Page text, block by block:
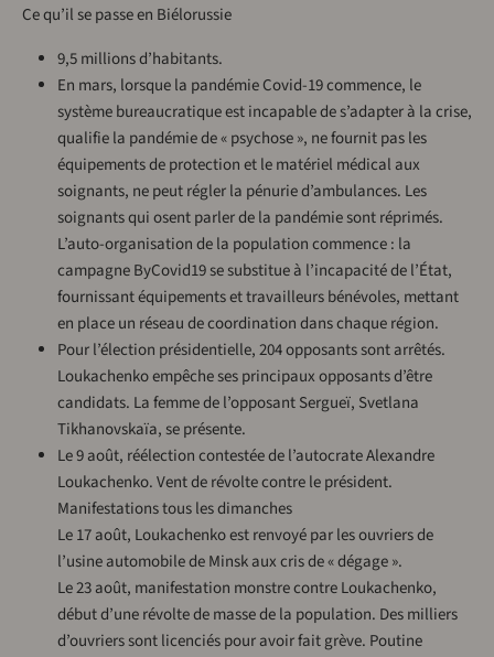
Ce qu’il se passe en Biélorussie
9,5 millions d’habitants.
En mars, lorsque la pandémie Covid-19 commence, le
système bureaucratique est incapable de s’adapter à la crise,
qualifie la pandémie de « psychose », ne fournit pas les
équipements de protection et le matériel médical aux
soignants, ne peut régler la pénurie d’ambulances. Les
soignants qui osent parler de la pandémie sont réprimés.
L’auto-organisation de la population commence : la
campagne ByCovid19 se substitue à l’incapacité de l’État,
fournissant équipements et travailleurs bénévoles, mettant
en place un réseau de coordination dans chaque région.
Pour l’élection présidentielle, 204 opposants sont arrêtés.
Loukachenko empêche ses principaux opposants d’être
candidats. La femme de l’opposant Sergueï, Svetlana
Tikhanovskaïa, se présente.
Le 9 août, réélection contestée de l’autocrate Alexandre
Loukachenko. Vent de révolte contre le président.
Manifestations tous les dimanches
Le 17 août, Loukachenko est renvoyé par les ouvriers de
l’usine automobile de Minsk aux cris de « dégage ».
Le 23 août, manifestation monstre contre Loukachenko,
début d’une révolte de masse de la population. Des milliers
d’ouvriers sont licenciés pour avoir fait grève. Poutine